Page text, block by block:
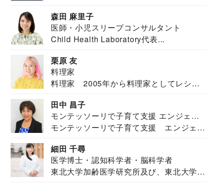
森田 麻里子
医師・小児スリープコンサルタント
Child Health Laboratory代表...
栗原 友
料理家
料理家 2005年から料理家としてレシピ
田中 昌子
モンテッソーリで子育て支援 エンジェル
ズハウス研究所所長
モンテッソーリで子育て支援 エンジェル
細田 千尋
医学博士・認知科学者・脳科学者
東北大学加齢医学研究所及び、東北大学大